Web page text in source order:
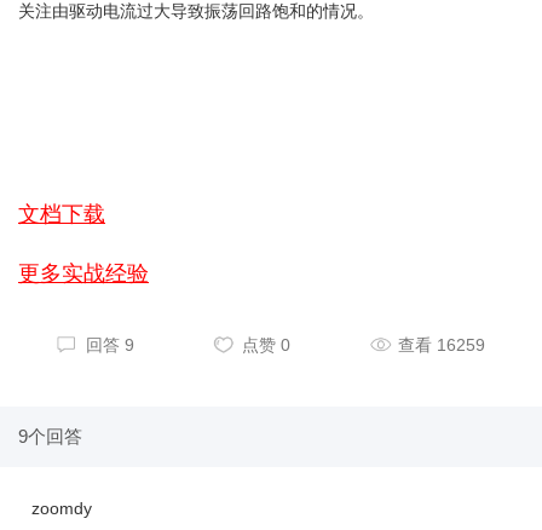
关注由驱动电流过大导致振荡回路饱和的情况。
文档下载
更多实战经验
回答 9 点赞 0 查看 16259
9个回答
zoomdy